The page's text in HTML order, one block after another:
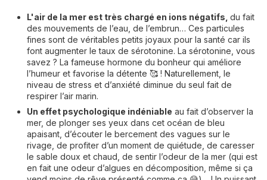
L'air de la mer est très chargé en ions négatifs, du fait
des mouvements de l’eau, de l’embrun… Ces particules
fines sont de véritables petits joyaux pour la santé car ils
font augmenter le taux de sérotonine. La sérotonine, vous
savez ? La fameuse hormone du bonheur qui améliore
l’humeur et favorise la détente 🥰 ! Naturellement, le
niveau de stress et d’anxiété diminue du seul fait de
respirer l’air marin.
Un effet psychologique indéniable au fait d’observer la
mer, de plonger ses yeux dans cet océan de bleu
apaisant, d’écouter le bercement des vagues sur le
rivage, de profiter d’un moment de quiétude, de caresser
le sable doux et chaud, de sentir l’odeur de la mer (qui est
en fait une odeur d’algues en décomposition, même si ça